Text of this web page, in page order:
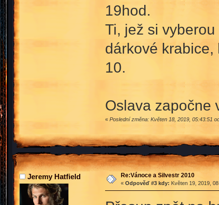
19hod.
Ti, jež si
dárkové
10.
Oslava započne
« Poslední změna: Květen 18, 2019, 05:43:51
Jeremy Hatfield Re:Vánoce a Silvestr 2010
« Odpověď #3 kdy: Květen 19, 2019,